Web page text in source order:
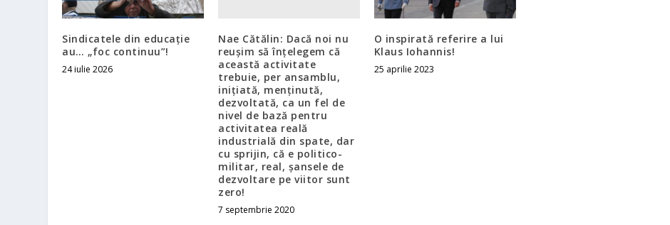
Sindicatele din educaţie
au… „foc continuu”!
24 iulie 2026
Nae Cătălin: Dacă noi nu
reușim să înțelegem că
această activitate
trebuie, per ansamblu,
inițiată, menținută,
dezvoltată, ca un fel de
nivel de bază pentru
activitatea reală
industrială din spate, dar
cu sprijin, că e politico-
militar, real, șansele de
dezvoltare pe viitor sunt
zero!
7 septembrie 2020
O inspirată referire a lui
Klaus Iohannis!
25 aprilie 2023